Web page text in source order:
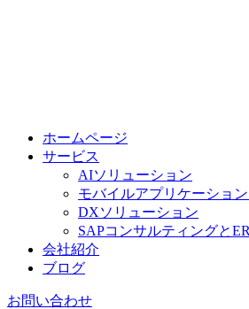
ホームページ
サービス
AIソリューション
モバイルアプリケーショ
DXソリューション
SAPコンサルティングと
会社紹介
ブログ
お問い合わせ